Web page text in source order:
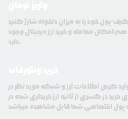
100 هزار تومان هم امکان معامله و خرید ارز دیجیتال وجود
دارد.
کردن اطلاعات ارز و شبکه مورد نظر در
در کسری از ثانیه ارز خریداری شده در